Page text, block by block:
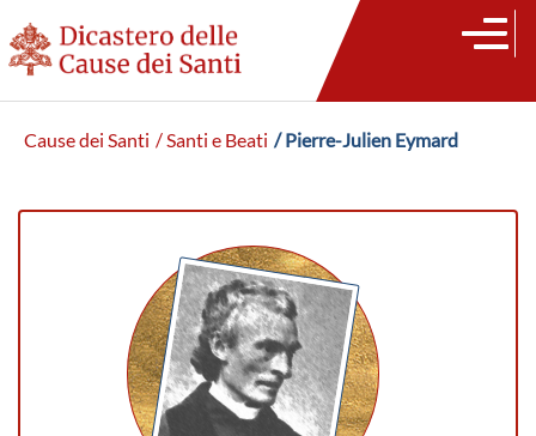
Cause dei Santi / Santi e Beati / Pierre-Julien Eymard